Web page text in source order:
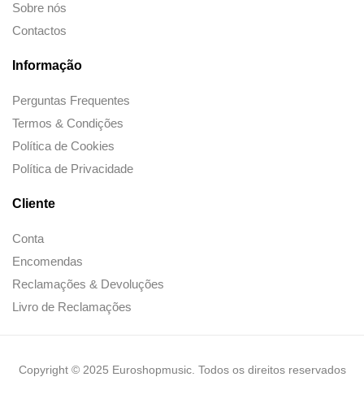
Sobre nós
Contactos
Informação
Perguntas Frequentes
Termos & Condições
Política de Cookies
Política de Privacidade
Cliente
Conta
Encomendas
Reclamações & Devoluções
Livro de Reclamações
Copyright © 2025 Euroshopmusic. Todos os direitos reservados